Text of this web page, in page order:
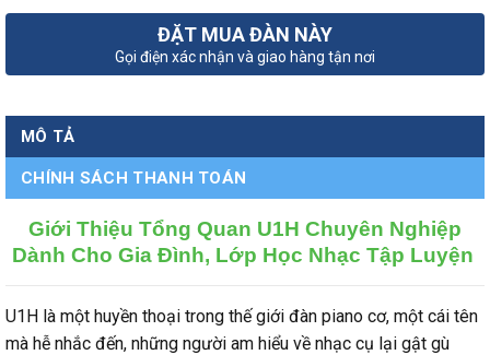
ĐẶT MUA ĐÀN NÀY
Gọi điện xác nhận và giao hàng tận nơi
MÔ TẢ
CHÍNH SÁCH THANH TOÁN
Giới Thiệu Tổng Quan U1H Chuyên Nghiệp
Dành Cho Gia Đình, Lớp Học Nhạc Tập Luyện
U1H là một huyền thoại trong thế giới đàn piano cơ, một cái tên
mà hễ nhắc đến, những người am hiểu về nhạc cụ lại gật gù